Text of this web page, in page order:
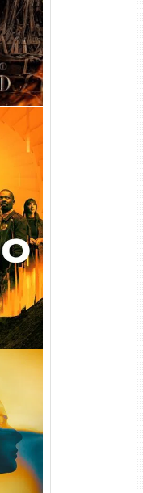
Áudio
Áudio